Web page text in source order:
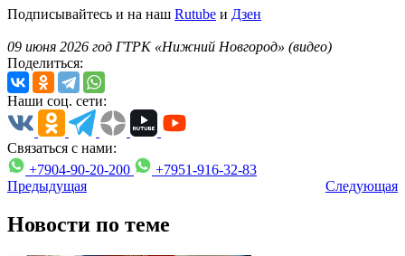
Подписывайтесь и на наш Rutube и Дзен
09 июня 2026 год ГТРК «Нижний Новгород» (видео)
Поделиться:
Наши соц. сети:
Связаться с нами:
+7904-90-20-200
+7951-916-32-83
Предыдущая
Следующая
Новости по теме